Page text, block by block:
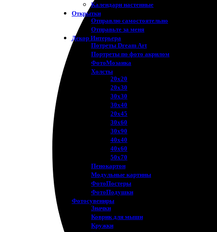
Календари настенные
Открытки
Отправлю самостоятельно
Отправьте за меня
Декор Интерьера
Потреты Dream Art
Портреты по фото акрилом
ФотоМозаика
Холсты
20х20
20х30
30х30
30х40
20х45
30х60
30х90
40х40
40х60
50х70
Пенокартон
Модульные картины
ФотоПостеры
ФотоПодушки
Фотоcувениры
Значки
Коврик для мыши
Кружки